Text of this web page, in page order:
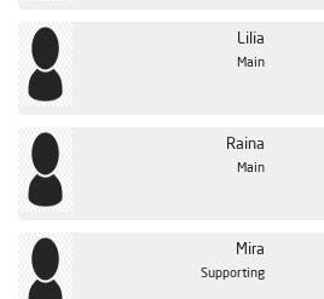
Lilia
Main
Raina
Main
Mira
Supporting